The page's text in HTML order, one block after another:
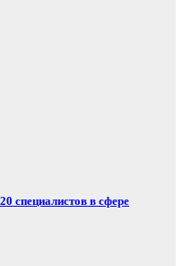
специалистов в сфере